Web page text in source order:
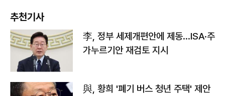
추천기사
李, 정부 세제개편안에 제동…ISA·주
가누르기안 재검토 지시
與, 황희 '폐기 버스 청년 주택' 제안